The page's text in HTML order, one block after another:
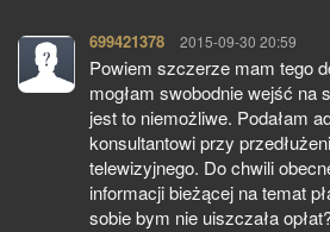
699421378 pisze:
2015-09-30 20:59
Powiem szczerze mam tego
mogłam swobodnie wejść na
jest to niemożliwe. Podałam
konsultantowi przy
telewizyjnego. Do chwili
informacji bieżącej na temat
sobie bym nie uiszczała